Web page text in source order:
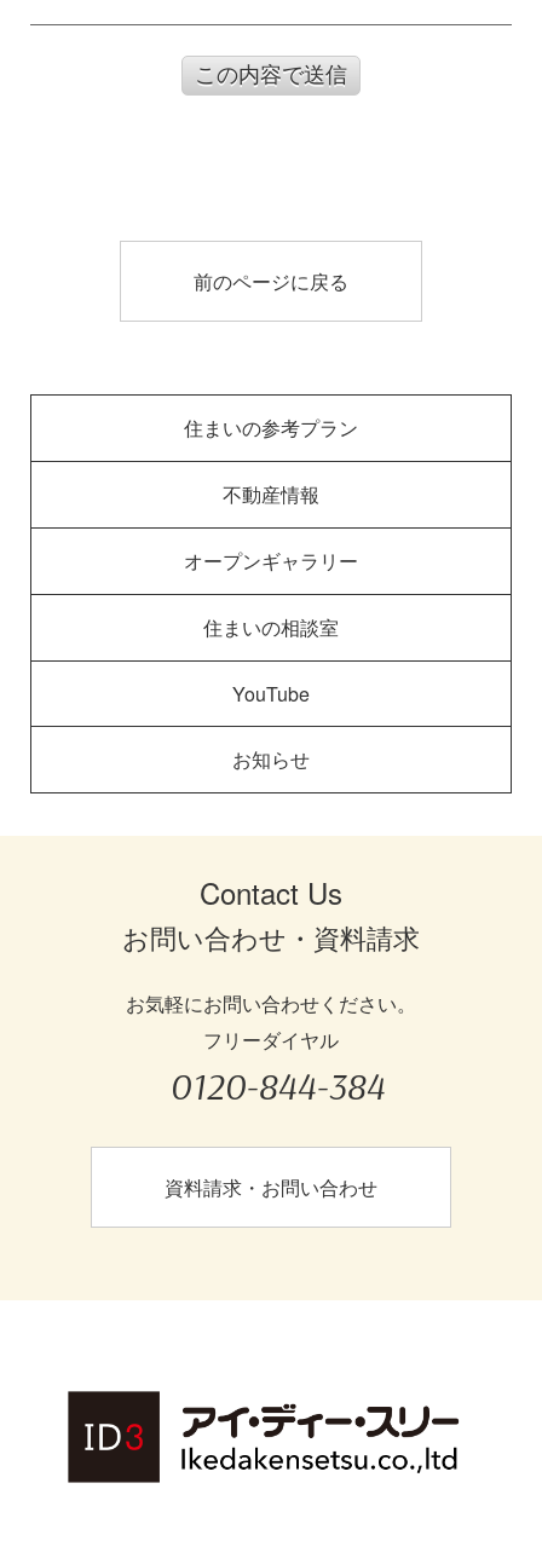
この内容で送信
前のページに戻る
住まいの参考プラン
不動産情報
オープンギャラリー
住まいの相談室
YouTube
お知らせ
Contact Us
お問い合わせ・資料請求
お気軽にお問い合わせください。
フリーダイヤル
0120-844-384
資料請求・お問い合わせ